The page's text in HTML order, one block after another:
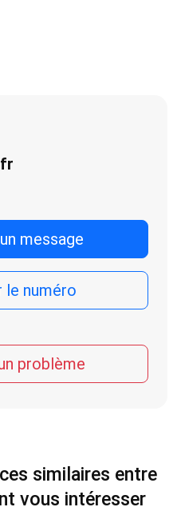
message
le numéro
problème
similaires entre
vous intéresser